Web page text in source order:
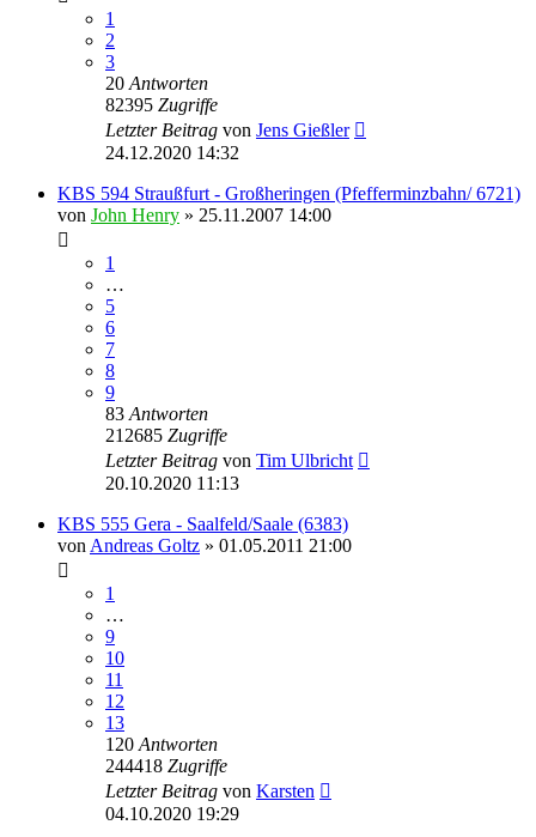
1
2
3
20 Antworten
82395 Zugriffe
Letzter Beitrag von Jens Gießler
24.12.2020 14:32
KBS 594 Straußfurt - Großheringen (Pfefferminzbahn/ 6721)
von John Henry » 25.11.2007 14:00
1
…
5
6
7
8
9
83 Antworten
212685 Zugriffe
Letzter Beitrag von Tim Ulbricht
20.10.2020 11:13
KBS 555 Gera - Saalfeld/Saale (6383)
von Andreas Goltz » 01.05.2011 21:00
1
…
9
10
11
12
13
120 Antworten
244418 Zugriffe
Letzter Beitrag von Karsten
04.10.2020 19:29